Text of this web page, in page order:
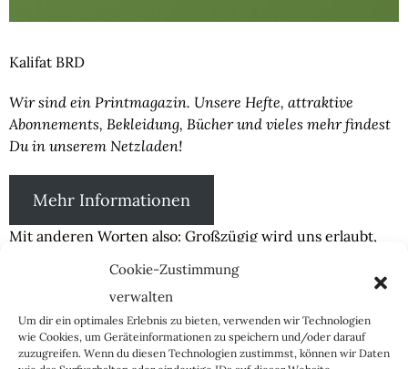
Cookie-Zustimmung
verwalten
Um dir ein optimales Erlebnis zu bieten, verwenden wir Technologien
wie Cookies, um Geräteinformationen zu speichern und/oder darauf
zuzugreifen. Wenn du diesen Technologien zustimmst, können wir Daten
Kalifat BRD
Wir sind ein Printmagazin. Unsere Hefte, attraktive
Abonnements, Bekleidung, Bücher und vieles mehr findest
Du in unserem Netzladen!
Mehr Informationen
Mit anderen Worten also: Großzügig wird uns erlaubt,
Wurzel des Problems: die schieren Zahlen der
Migranten, die immer zu solchen Zuständen führen
würden, es sei denn, wir schraubten den Autoritarismus
auf China-Level hoch, und das für alle, nicht nur für die